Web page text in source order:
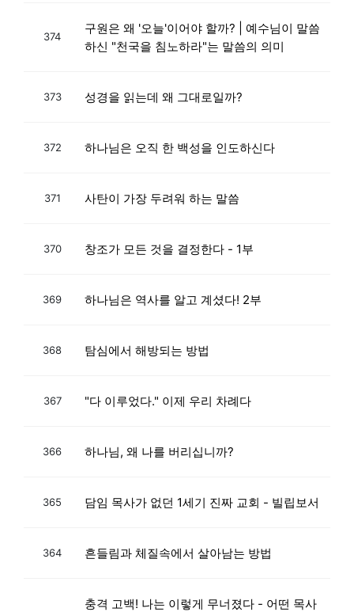
374
구원은 왜 '오늘'이어야 할까? | 예수님이 말씀
하신 "천국을 침노하라"는 말씀의 의미
373 성경을 읽는데 왜 그대로일까?
372 하나님은 오직 한 백성을 인도하신다
371 사탄이 가장 두려워 하는 말씀
370 창조가 모든 것을 결정한다 - 1부
369 하나님은 역사를 알고 계셨다! 2부
368 탐심에서 해방되는 방법
367 "다 이루었다." 이제 우리 차례다
366 하나님, 왜 나를 버리십니까?
365 담임 목사가 없던 1세기 진짜 교회 - 빌립보서
364 흔들림과 체질속에서 살아남는 방법
충격 고백! 나는 이렇게 무너졌다 - 어떤 목사